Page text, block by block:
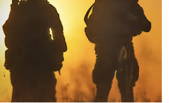
определили первые пять
для строительства
жилья: кто сможет его